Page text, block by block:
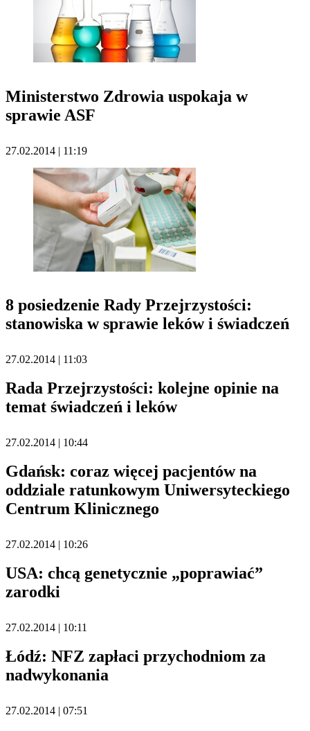
Ministerstwo Zdrowia uspokaja w
sprawie ASF
27.02.2014 | 11:19
8 posiedzenie Rady Przejrzystości:
stanowiska w sprawie leków i świadczeń
27.02.2014 | 11:03
Rada Przejrzystości: kolejne opinie na
temat świadczeń i leków
27.02.2014 | 10:44
Gdańsk: coraz więcej pacjentów na
oddziale ratunkowym Uniwersyteckiego
Centrum Klinicznego
27.02.2014 | 10:26
USA: chcą genetycznie „poprawiać”
zarodki
27.02.2014 | 10:11
Łódź: NFZ zapłaci przychodniom za
nadwykonania
27.02.2014 | 07:51